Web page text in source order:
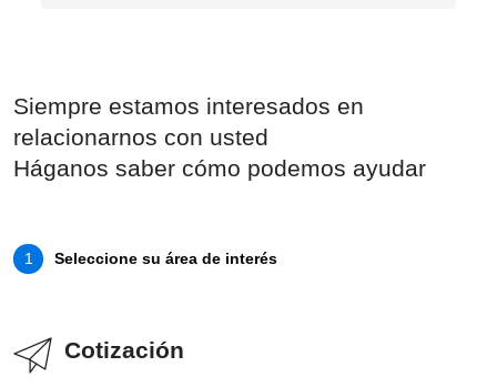
Siempre estamos interesados en
relacionarnos con usted
Háganos saber cómo podemos ayudar
1 Seleccione su área de interés
Cotización